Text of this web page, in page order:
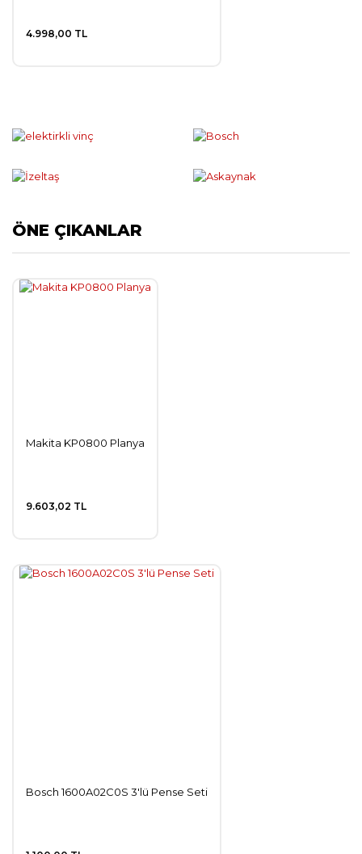
4.998,00 TL
ÖNE ÇIKANLAR
Makita KP0800 Planya
9.603,02 TL
Bosch 1600A02C0S 3'lü Pense Seti